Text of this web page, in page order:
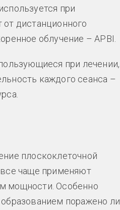
при
дистанционного
облучение – APBI.
при лечении,
каждого сеанса –
плоскоклеточной
все чаще применяют
мощности. Особенно
поражено